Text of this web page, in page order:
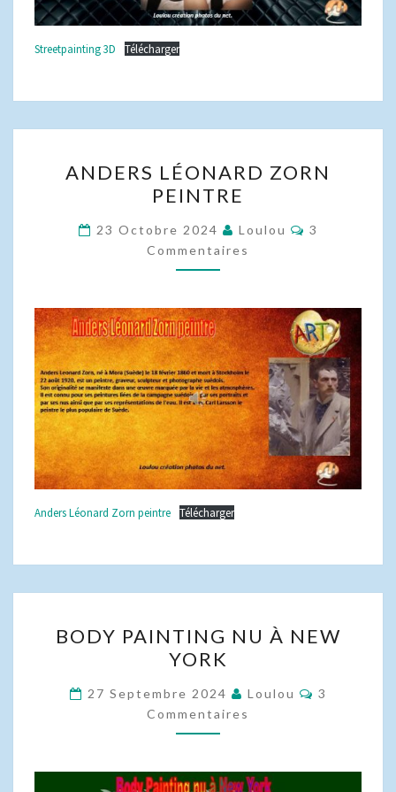
Streetpainting 3D Télécharger
LÉONARD
ZORN
PEINTRE
ANDERS LÉONARD ZORN
PEINTRE
23 Octobre 2024 Loulou
3
Commentaires
Anders Léonard Zorn peintre Télécharger
PAINTING
NU
À
NEW
YORK
BODY PAINTING NU À NEW
YORK
27 Septembre 2024 Loulou
3
Commentaires